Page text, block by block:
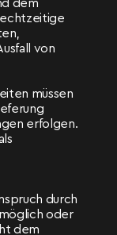
dem
von
müssen
erfolgen.
durch
oder
dem